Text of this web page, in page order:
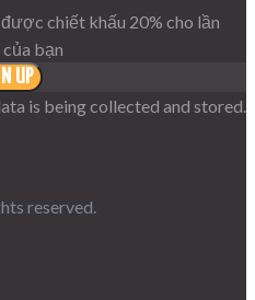
chiết khấu 20% cho lần
bạn
UP
is being collected and stored.
reserved.